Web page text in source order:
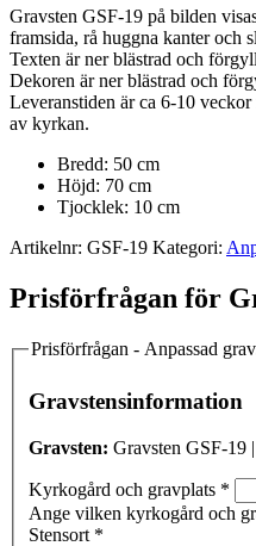
Gravsten GSF-19 på bilden
framsida, rå huggna kanter och
Texten är ner blästrad och
Dekoren är ner blästrad och
Leveranstiden är ca 6-10
av kyrkan.
Bredd: 50 cm
Höjd: 70 cm
Tjocklek: 10 cm
Artikelnr: GSF-19 Kategori:
Prisförfrågan för
Prisförfrågan - Anpassad
Gravstensinformation
Gravsten: Gravsten GSF-19 |
Kyrkogård och gravplats *
Ange vilken kyrkogård och
Stensort *